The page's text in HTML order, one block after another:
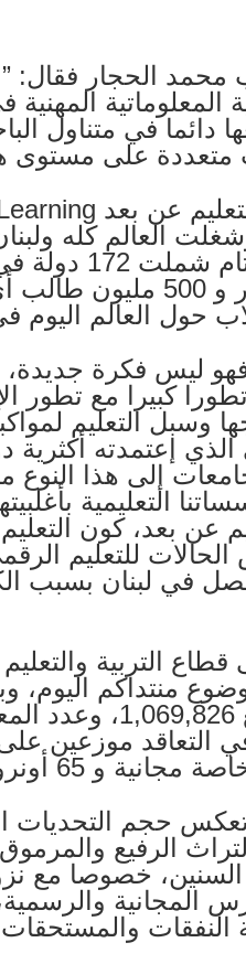
محمد الحجار
المعلوماتية
في متناول
متعددة على
العالم كله
تسببت به من
فهو ليس فكرة
سنة وشهد تطورا كبيرا
وسبل التعليم
إعتمدته أكثرية
إلى هذا النوع
التعليمية
عن بعد، كون
الحالات للتعليم
التربية
حجم التحديات
الرفيع
السنين، خصوصا مع
المجانية
والمستحقات